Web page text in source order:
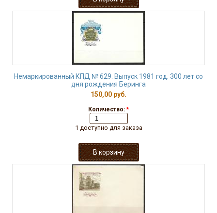
Немаркированный КПД № 629. Выпуск 1981 год. 300 лет со
дня рождения Беринга
150,00 руб.
Количество: *
1 доступно для заказа